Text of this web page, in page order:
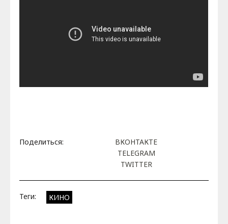
Поделиться:
ВКОНТАКТЕ
TELEGRAM
TWITTER
Теги: КИНО